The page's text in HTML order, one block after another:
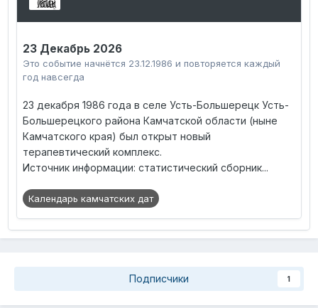
23 Декабрь 2026
Это событие начнётся 23.12.1986 и повторяется каждый
год навсегда
23 декабря 1986 года в селе Усть-Большерецк Усть-
Большерецкого района Камчатской области (ныне
Камчатского края) был открыт новый
терапевтический комплекс.
Источник информации: статистический сборник...
Календарь камчатских дат
Подписчики 1